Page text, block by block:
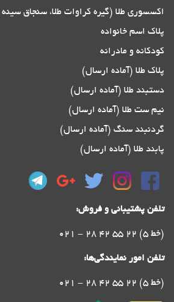
اکسسوری طلا (گیره کراوات طلا، سنجاق
پلاک اسم خانواده
کودکانه و مادرانه
پلاک طلا (آماده ارسال)
دستبند طلا (آماده ارسال)
نیم ست طلا (آماده ارسال)
گردنبند سنگ (آماده ارسال)
پابند طلا (آماده ارسال)
تلفن پشتیبانی و فروش:
021 - 28 42 55 22 (5 خط)
تلفن امور نمایندگی‌ها:
021 - 28 42 55 22 (5 خط)